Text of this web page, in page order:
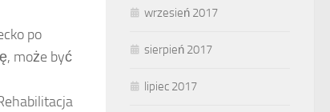
po
może być
wrzesień 2017
sierpień 2017
lipiec 2017